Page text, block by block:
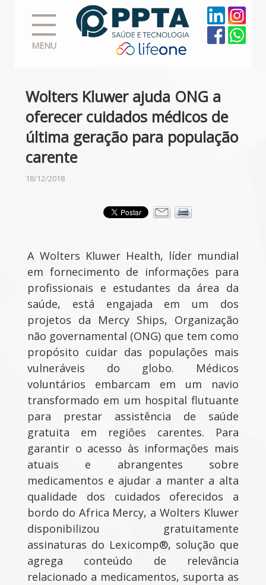
MENU
Wolters Kluwer ajuda ONG a
oferecer cuidados médicos de
última geração para população
carente
18/12/2018
A Wolters Kluwer Health, líder mundial
em fornecimento de informações para
profissionais e estudantes da área da
saúde, está engajada em um dos
projetos da Mercy Ships, Organização
não governamental (ONG) que tem como
propósito cuidar das populações mais
vulneráveis do globo. Médicos
voluntários embarcam em um navio
transformado em um hospital flutuante
para prestar assistência de saúde
gratuita em regiões carentes. Para
garantir o acesso às informações mais
atuais e abrangentes sobre
medicamentos e ajudar a manter a alta
qualidade dos cuidados oferecidos a
bordo do Africa Mercy, a Wolters Kluwer
disponibilizou gratuitamente
assinaturas do Lexicomp®, solução que
agrega conteúdo de relevância
relacionado a medicamentos, suporta as